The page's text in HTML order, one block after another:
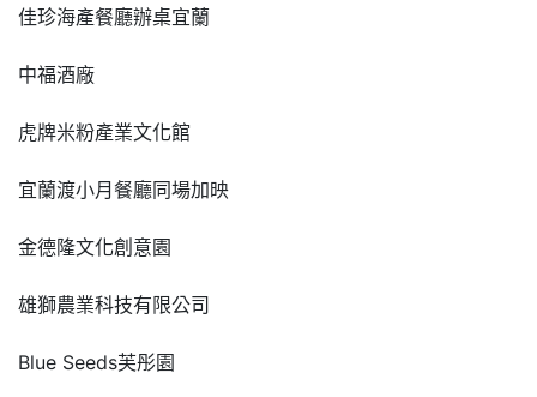
佳珍海產餐廳辦桌宜蘭
中福酒廠
虎牌米粉產業文化館
宜蘭渡小月餐廳同場加映
金德隆文化創意園
雄獅農業科技有限公司
Blue Seeds芙彤園